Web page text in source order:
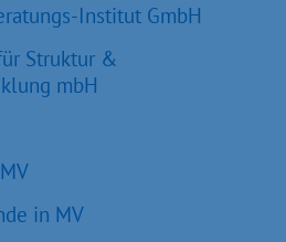
Institut GmbH
Struktur &
mbH
in MV